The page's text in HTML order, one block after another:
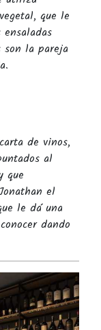
que le
son la pareja
de vinos,
al
que
el
le dá una
dando